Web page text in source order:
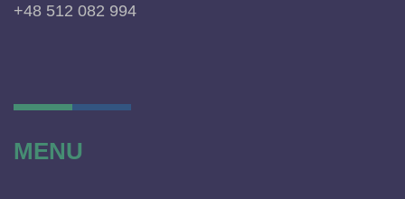
+48 512 082 994
MENU